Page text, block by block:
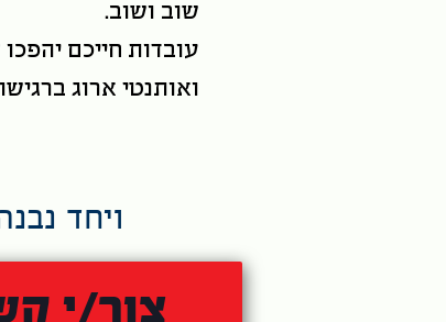
שוב ושוב.
עובדות חייכם יהפכו
ואותנטי ארוג
ויחד
צור/י